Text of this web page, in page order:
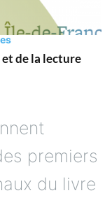
de la lecture
premiers
du livre